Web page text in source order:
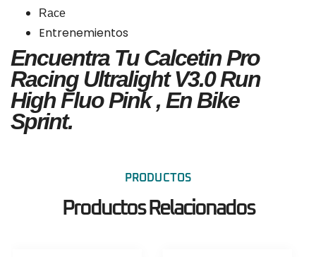
Race
Entrenemientos
Encuentra TuCalcetin Pro
Racing Ultralight V3.0 Run
High Fluo Pink , En Bike
Sprint.
PRODUCTOS
Productos Relacionados